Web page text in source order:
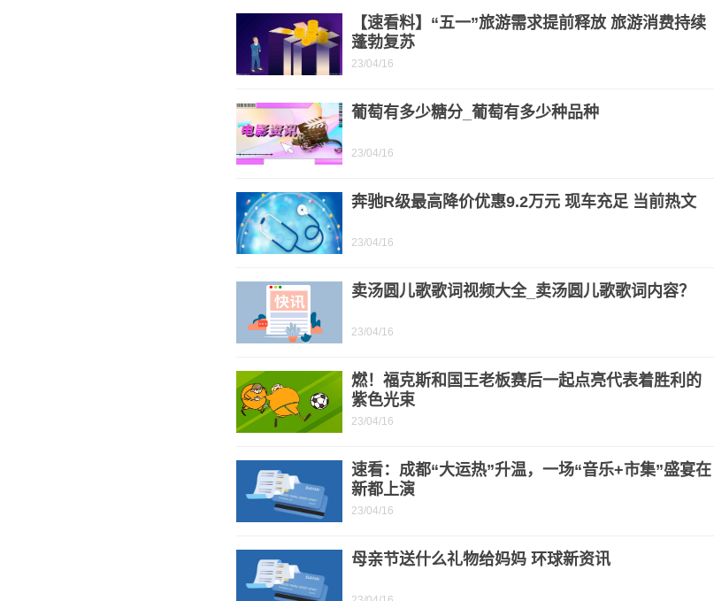
【速看料】“五一”旅游需求提前释放 旅游消费持续
蓬勃复苏
23/04/16
葡萄有多少糖分_葡萄有多少种品种
23/04/16
奔驰R级最高降价优惠9.2万元 现车充足 当前热文
23/04/16
卖汤圆儿歌歌词视频大全_卖汤圆儿歌歌词内容？
23/04/16
燃！福克斯和国王老板赛后一起点亮代表着胜利的
紫色光束
23/04/16
速看：成都“大运热”升温，一场“音乐+市集”盛宴在
新都上演
23/04/16
母亲节送什么礼物给妈妈 环球新资讯